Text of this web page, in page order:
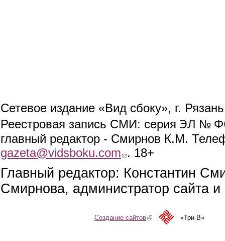
Сетевое издание «Вид сбоку», г.
Реестровая запись СМИ: серия ЭЛ №
главный редактор - Смирнов К.М.
gazeta@vidsboku.com (link sends e-mail)
. 18+
Главный редактор: Константин
Смирнова, администратор сайта
Создание сайтов(link is external)«Три-В»